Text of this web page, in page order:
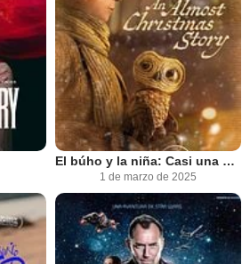
El búho y la niña: Casi una historia navideña
1 de marzo de 2025